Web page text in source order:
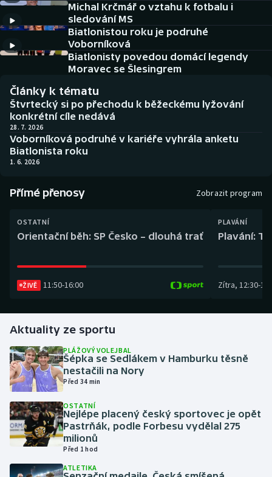
Americký fotbal
Baseball a softbal
Biatlon
Boby a skeleton
Box
Curling
Dostihy
Gymnastika
Házená
Jezdectví
Judo
Krasobruslení
NEPŘEHLÉDNĚTE
Historické návraty
Aplikace ČT sport
AZ kvíz
Michal Krčmář o vztahu k fotbalu i
sledování MS
Biatlonistou roku je podruhé
Voborníková
Biatlonisty povedou domácí legendy
Moravec se Šlesingrem
Články k tématu
Štvrtecký si po přechodu k běžeckému lyžování
konkrétní cíle nedává
28. 7. 2026
Voborníková podruhé v kariéře vyhrála anketu
Biatlonista roku
1. 6. 2026
Přímé přenosy Zobrazit program
OSTATNÍ
Orientační běh: SP Česko – dlouhá trať
ŽIVĚ 11:50-16:00
PLAVÁNÍ
Plavání:
Zítra, 12:30-
Aktuality ze sportu
PLÁŽOVÝ VOLEJBAL
Šépka se Sedlákem v Hamburku těsně
nestačili na Nory
Před 34 min
OSTATNÍ
Nejlépe placený český sportovec je opět
Pastrňák, podle Forbesu vydělal 275
milionů
Před 1 hod
ATLETIKA